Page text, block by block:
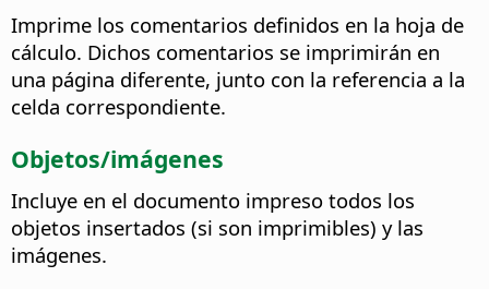
Imprime los comentarios definidos en la hoja de
cálculo. Dichos comentarios se imprimirán en
una página diferente, junto con la referencia a la
celda correspondiente.
Objetos/imágenes
Incluye en el documento impreso todos los
objetos insertados (si son imprimibles) y las
imágenes.